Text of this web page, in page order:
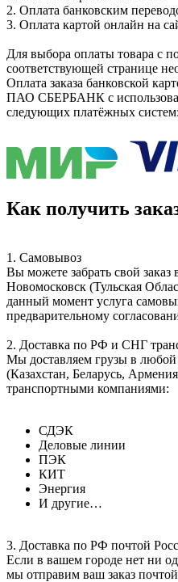
2. Оплата банковским
3. Оплата картой онлайн на
Для выбора оплаты товара с
соответствующей странице
Оплата заказа банковской
ПАО СБЕРБАНК с
следующих платёжных систем:
Как получить
1. Самовывоз
Вы можете забрать свой
Новомосковск (Тульская
данный момент услуга
предварительному
2. Доставка по РФ и СНГ
Мы доставляем грузы в
(Казахстан, Беларусь,
транспортными компаниями:
СДЭК
Деловые линии
ПЭК
КИТ
Энергия
И другие…
3. Доставка по РФ почтой
Если в вашем городе нет ни
мы отправим ваш заказ